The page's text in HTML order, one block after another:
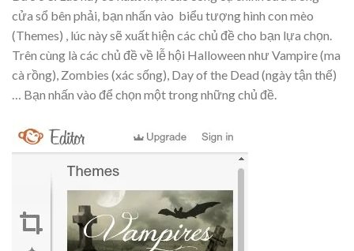
cửa sổ bên phải, bạn nhấn vào biểu tượng hình con mèo
(Themes) , lúc này sẽ xuất hiện các chủ đề cho bạn lựa chọn.
Trên cùng là các chủ đề về lễ hội Halloween như Vampire (ma
cà rồng), Zombies (xác sống), Day of the Dead (ngày tận thế)
… Bạn nhấn vào để chọn một trong những chủ đề.